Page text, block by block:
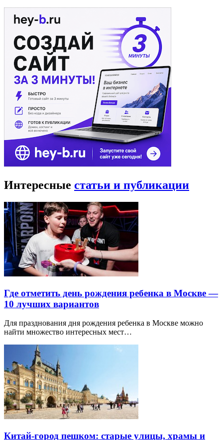
Интересные статьи и публикации
Где отметить день рождения ребенка в Москве —
10 лучших вариантов
Для празднования дня рождения ребенка в Москве можно
найти множество интересных мест…
Китай-город пешком: старые улицы, храмы и